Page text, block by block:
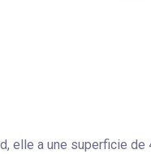
elle a une superficie